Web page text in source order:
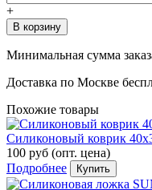
+
В корзину
Минимальная сумма
Доставка по Москве
Похожие товары
Силиконовый коврик
100 руб (опт. цена)
Подробнее
Купить